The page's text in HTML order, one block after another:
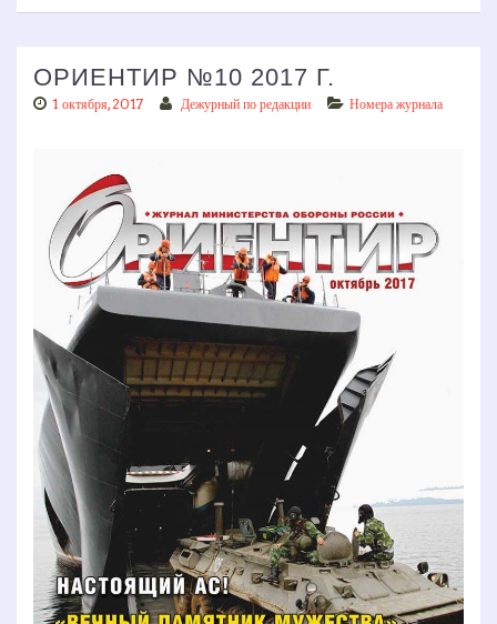
ОРИЕНТИР №10 2017 Г.
1 октября, 2017 Дежурный по редакции Номера журнала